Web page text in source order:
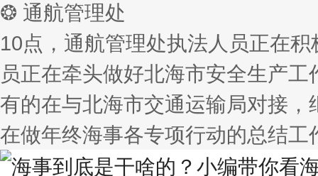
❂ 通航管理处
10点，通航管理处执法人员正在
员正在牵头做好北海市安全生产
有的在与北海市交通运输局对接
在做年终海事各专项行动的总结